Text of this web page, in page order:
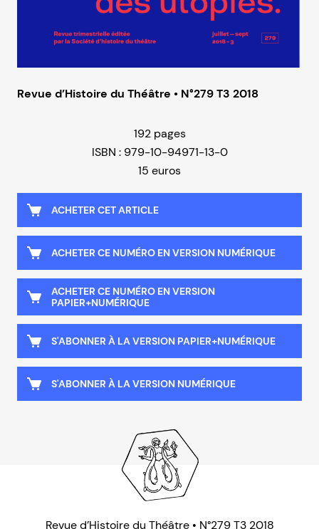
Revue d’Histoire du Théâtre • N°279 T3 2018
192 pages
ISBN : 979-10-94971-13-0
15 euros
ACHETER CET ARTICLE
ACHETER CE NUMÉRO EN VERSION NUMÉRIQUE
ACHETER CE NUMÉRO EN VERSION
PAPIER+NUMÉRIQUE
S'ABONNER À LA VERSION PAPIER+NUMÉRIQUE
S'ABONNER À LA VERSION NUMÉRIQUE
Revue d’Histoire du Théâtre • N°279 T3 2018